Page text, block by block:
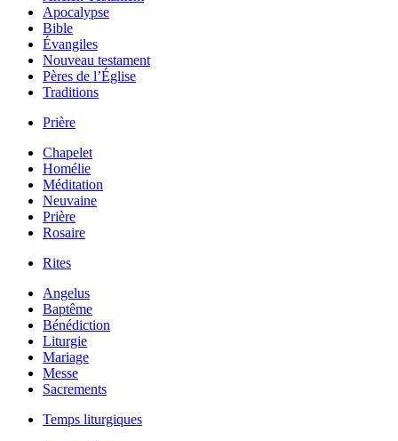
Apocalypse
Bible
Évangiles
Nouveau testament
Pères de l’Église
Traditions
Prière
Chapelet
Homélie
Méditation
Neuvaine
Prière
Rosaire
Rites
Angelus
Baptême
Bénédiction
Liturgie
Mariage
Messe
Sacrements
Temps liturgiques